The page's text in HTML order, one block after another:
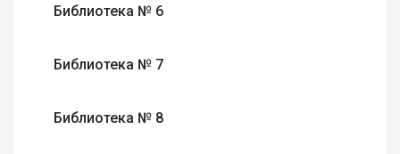
Библиотека № 6
Библиотека № 7
Библиотека № 8